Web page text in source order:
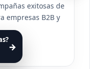
→
exitosas de
empresas B2B y